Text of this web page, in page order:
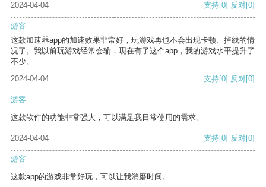
2024-04-04 支持[0] 反对[0]
游客
这款加速器app的加速效果非常好，玩游戏再也不会出现卡顿、掉线的情
况了。我以前玩游戏经常会输，现在有了这个app，我的游戏水平提升了
不少。
2024-04-04
支持[0] 反对[0]
游客
这款软件的功能非常强大，可以满足我日常使用的需求。
2024-04-04 支持[0] 反对[0]
游客
这款app的游戏非常好玩，可以让我消磨时间。